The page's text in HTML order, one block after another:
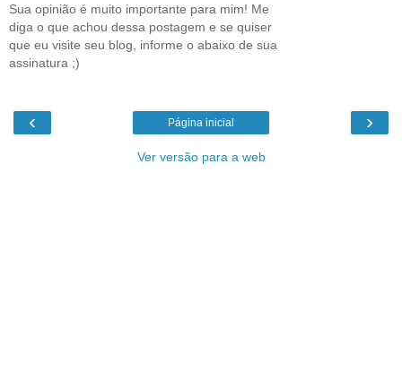
Sua opinião é muito importante para mim! Me
diga o que achou dessa postagem e se quiser
que eu visite seu blog, informe o abaixo de sua
assinatura ;)
‹ ›
Página inicial
Ver versão para a web